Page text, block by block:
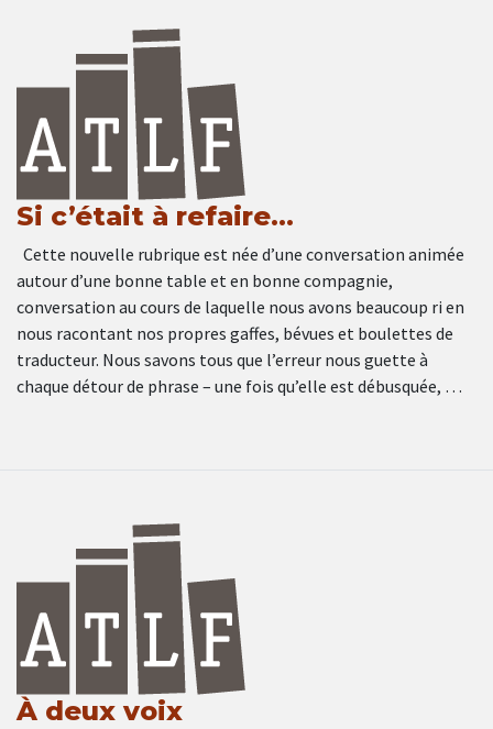
Si c’était à refaire…
Cette nouvelle rubrique est née d’une conversation animée
autour d’une bonne table et en bonne compagnie,
conversation au cours de laquelle nous avons beaucoup ri en
nous racontant nos propres gaffes, bévues et boulettes de
traducteur. Nous savons tous que l’erreur nous guette à
chaque détour de phrase – une fois qu’elle est débusquée, …
À deux voix